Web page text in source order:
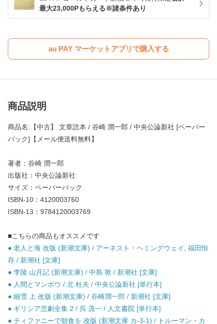
最大23,000Pもらえる※諸条件あり
au PAY マーケットアプリで購入する
商品説明
商品名:【中古】 文章読本 / 谷崎 潤一郎 / 中央公論新社 [ペーパー
バック]【メール便送料無料】
著者：谷崎 潤一郎
出版社：中央公論新社
サイズ：ペーパーバック
ISBN-10：4120003760
ISBN-13：9784120003769
■こちらの商品もオススメです
● 老人と海 改版 (新潮文庫) / アーネスト・ヘミングウェイ, 福田恒
存 / 新潮社 [文庫]
● 李陵 山月記 (新潮文庫) / 中島 敦 / 新潮社 [文庫]
● 人間とマンボウ / 北 杜夫 / 中央公論新社 [単行本]
● 細雪 上 改版 (新潮文庫) / 谷崎潤一郎 / 新潮社 [文庫]
● ギリシア悲劇全集 2 / 呉 茂一 / 人文書院 [単行本]
● ティファニーで朝食を 改版 (新潮文庫 カ-3-1) / トルーマン・カ